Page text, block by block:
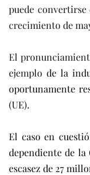
puede
crecimiento de
El
ejemplo de la
oportunamente
(UE).
El caso en
dependiente de
escasez de 27